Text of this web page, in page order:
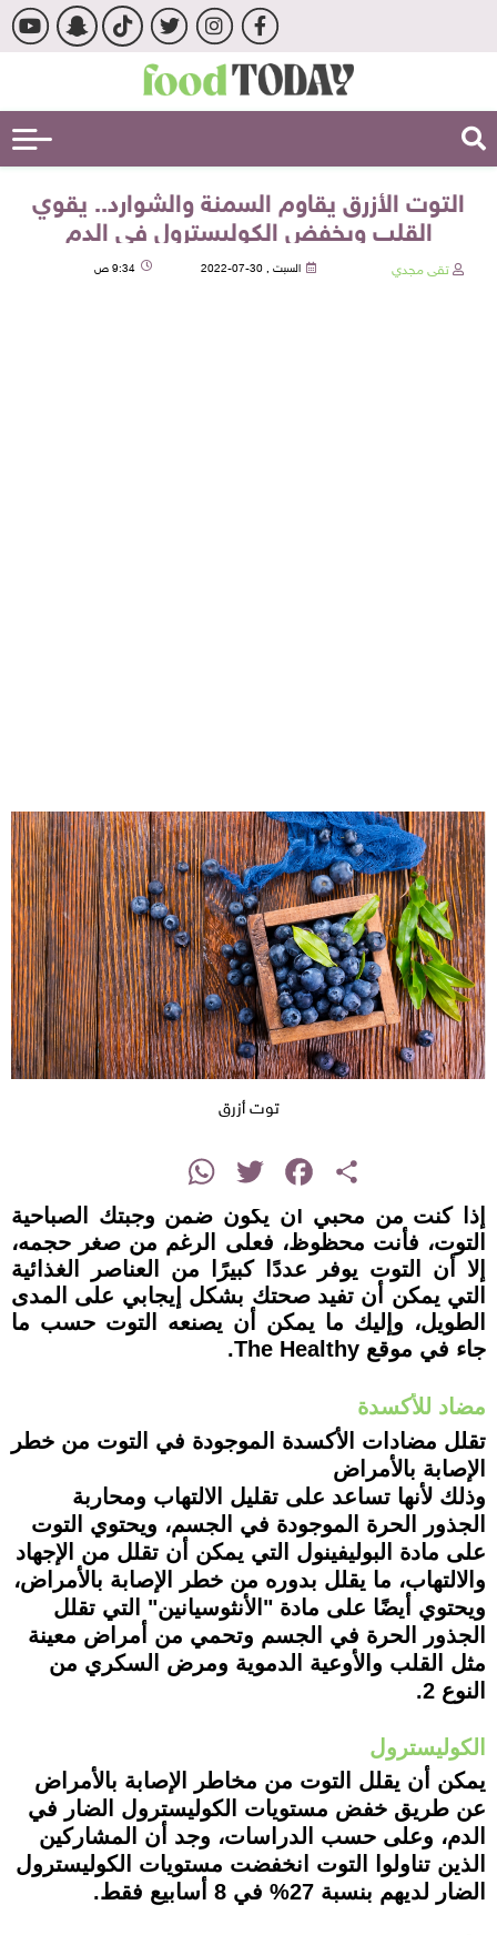
التوت الأزرق يقاوم السمنة والشوارد.. يقوي
القلب ويخفض الكوليسترول في الدم
تقى مجدي السبت , 30-07-2022 9:34 ص
توت أزرق
Share
Facebook
Twitter
WhatsApp
إذا كنت من محبي أن يكون ضمن وجبتك الصباحية
التوت، فأنت محظوظ، فعلى الرغم من صغر حجمه،
إلا أن التوت يوفر عددًا كبيرًا من العناصر الغذائية
التي يمكن أن تفيد صحتك بشكل إيجابي على المدى
الطويل، وإليك ما يمكن أن يصنعه التوت حسب ما
جاء في موقع The Healthy.
مضاد للأكسدة
تقلل مضادات الأكسدة الموجودة في التوت من خطر
الإصابة بالأمراض
وذلك لأنها تساعد على تقليل الالتهاب ومحاربة
الجذور الحرة الموجودة في الجسم، ويحتوي التوت
على مادة البوليفينول التي يمكن أن تقلل من الإجهاد
والالتهاب، ما يقلل بدوره من خطر الإصابة بالأمراض،
ويحتوي أيضًا على مادة "الأنثوسيانين" التي تقلل
الجذور الحرة في الجسم وتحمي من أمراض معينة
مثل القلب والأوعية الدموية ومرض السكري من
النوع 2.
الكوليسترول
يمكن أن يقلل التوت من مخاطر الإصابة بالأمراض
عن طريق خفض مستويات الكوليسترول الضار في
الدم، وعلى حسب الدراسات، وجد أن المشاركين
الذين تناولوا التوت انخفضت مستويات الكوليسترول
الضار لديهم بنسبة 27% في 8 أسابيع فقط.